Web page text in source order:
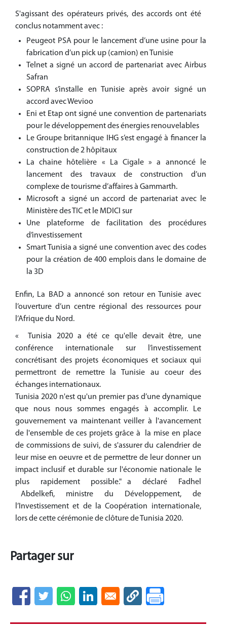
S'agissant des opérateurs privés, des accords ont été
conclus notamment avec :
Peugeot PSA pour le lancement d’une usine pour la
fabrication d’un pick up (camion) en Tunisie
Telnet a signé un accord de partenariat avec Airbus
Safran
SOPRA s’installe en Tunisie après avoir signé un
accord avec Wevioo
Eni et Etap ont signé une convention de partenariats
pour le développement des énergies renouvelables
Le Groupe britannique IHG s’est engagé à financer la
construction de 2 hôpitaux
La chaine hôtelière « La Cigale » a annoncé le
lancement des travaux de construction d’un
complexe de tourisme d’affaires à Gammarth.
Microsoft a signé un accord de partenariat avec le
Ministère des TIC et le MDICI sur
Une plateforme de facilitation des procédures
d’investissement
Smart Tunisia a signé une convention avec des codes
pour la création de 400 emplois dans le domaine de
la 3D
Enfin, La BAD a annoncé son retour en Tunisie avec
l’ouverture d’un centre régional des ressources pour
l’Afrique du Nord.
« Tunisia 2020 a été ce qu'elle devait être, une
conférence internationale sur l’investissement
concrétisant des projets économiques et sociaux qui
permettront de remettre la Tunisie au coeur des
échanges internationaux.
Tunisia 2020 n'est qu'un premier pas d’une dynamique
que nous nous sommes engagés à accomplir. Le
gouvernement va maintenant veiller à l'avancement
de l'ensemble de ces projets grâce à la mise en place
de commissions de suivi, de s'assurer du calendrier de
leur mise en oeuvre et de permettre de leur donner un
impact inclusif et durable sur l'économie nationale le
plus rapidement possible." a déclaré Fadhel
Abdelkefi, ministre du Développement, de
l’Investissement et de la Coopération internationale,
lors de cette cérémonie de clôture de Tunisia 2020.
Partager sur